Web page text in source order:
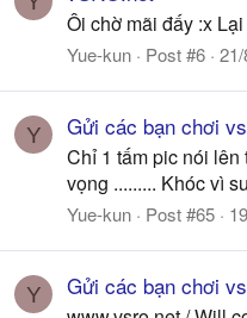
Ôi chờ mãi đấy :x
Yue-kun Post #6
Y Gửi các bạn chơi
Chỉ 1 tấm pic nói lên
vọng ......... Khóc vì
Yue-kun Post #65
Y Gửi các bạn chơi